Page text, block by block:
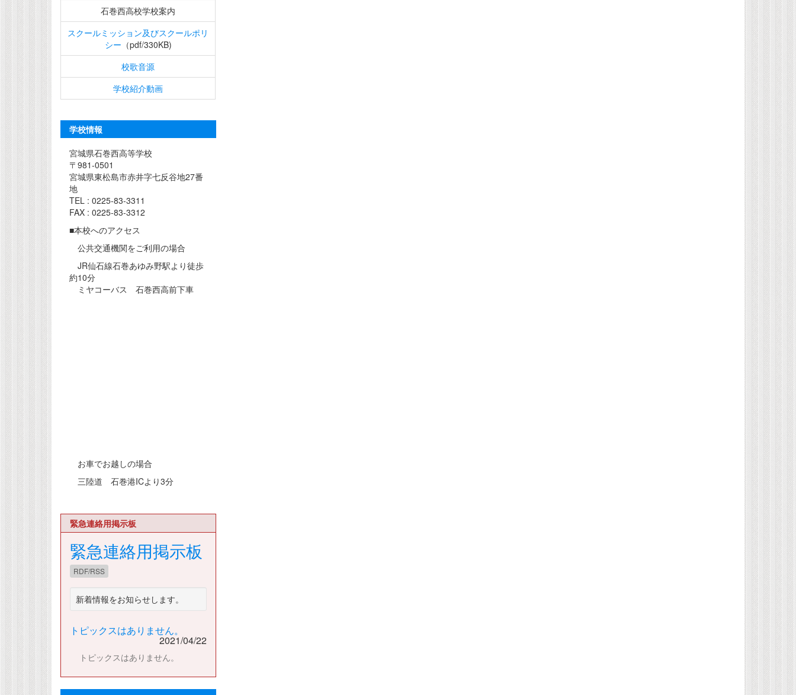
石巻西高校学校案内
スクールミッション及びスクールポリ
シー （pdf/330KB)
校歌音源
学校紹介動画
学校情報
宮城県石巻西高等学校
〒981-0501
宮城県東松島市赤井字七反谷地27番
地
TEL : 0225-83-3311
FAX : 0225-83-3312
■本校へのアクセス
公共交通機関をご利用の場合
JR仙石線石巻あゆみ野駅より徒歩
約10分
ミヤコーバス 石巻西高前下車
お車でお越しの場合
三陸道 石巻港ICより3分
緊急連絡用掲示板
緊急連絡用掲示板
RDF/RSS
新着情報をお知らせします。
トピックスはありません。
2021/04/22
トピックスはありません。